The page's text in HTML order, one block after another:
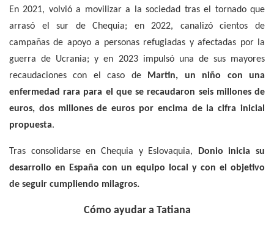
En 2021, volvió a movilizar a la sociedad tras el tornado que
arrasó el sur de Chequia; en 2022, canalizó cientos de
campañas de apoyo a personas refugiadas y afectadas por la
guerra de Ucrania; y en 2023 impulsó una de sus mayores
recaudaciones con el caso de
Martin, un niño con una
enfermedad rara para el que se recaudaron seis millones de
euros, dos millones de euros por encima de la cifra inicial
propuesta.
Tras consolidarse en Chequia y Eslovaquia,
Donio inicia su
desarrollo en España con un equipo local y con el objetivo
de seguir cumpliendo milagros.
Cómo ayudar a Tatiana